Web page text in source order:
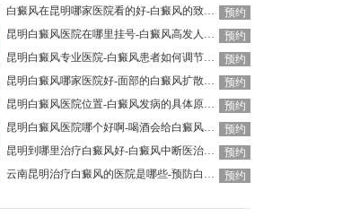
白癜风在昆明哪家医院看的好-白癜风的致病因素有哪些
预约
昆明白癜风医院在哪里挂号-白癜风高发人群有哪些
预约
昆明白癜风专业医院-白癜风患者如何调节自己的心态
预约
昆明白癜风哪家医院好-面部的白癜风扩散速度快吗
预约
昆明白癜风医院位置-白癜风发病的具体原因是什么
预约
昆明白癜风医院哪个好啊-喝酒会给白癜风患者带来哪些影响呢
预约
昆明到哪里治疗白癜风好-白癜风中断医治后会有什么后果
预约
云南昆明治疗白癜风的医院是哪些-预防白癜风扩散的方法有哪些 预约